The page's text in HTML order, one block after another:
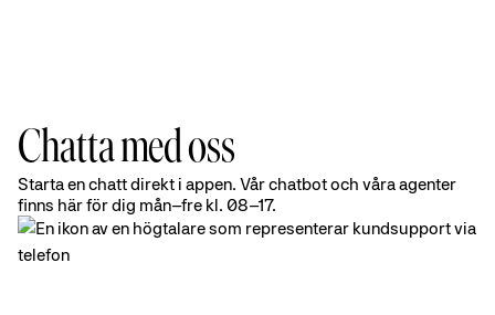
Chatta
Chatta med oss
Starta en chatt direkt i appen. Vår chatbot och våra agenter
finns här för dig mån–fre kl. 08–17.